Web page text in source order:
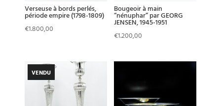
Verseuse à bords perlés,
période empire (1798-1809)
€1.800,00
Bougeoir à main
“nénuphar” par GEORG
JENSEN, 1945-1951
€1.200,00
VENDU